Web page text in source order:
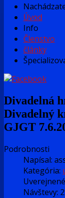
Úvod
Info
Členstvo
články
Divadelná
Divadelný
GJGT
Podrobnosti
Napísal:
Kategória:
Návštevy: